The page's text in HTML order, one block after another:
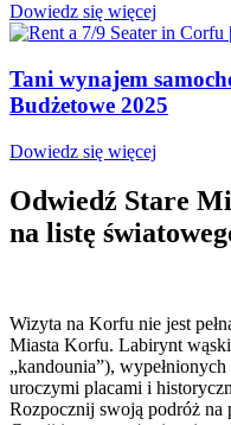
Dowiedz się więcej
Tani wynajem
Budżetowe 2025
Dowiedz się więcej
Odwiedź Stare
na listę
Wizyta na Korfu nie jest
Miasta Korfu. Labirynt
„kandounia”),
uroczymi placami i
Rozpocznij swoją podróż na